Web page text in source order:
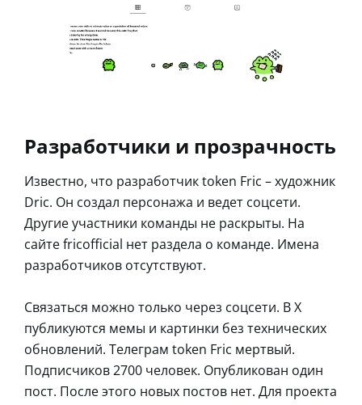
Разработчики и прозрачность
Известно, что разработчик token Fric – художник
Dric. Он создал персонажа и ведет соцсети.
Другие участники команды не раскрыты. На
сайте fricofficial нет раздела о команде. Имена
разработчиков отсутствуют.
Связаться можно только через соцсети. В X
публикуются мемы и картинки без технических
обновлений. Телеграм token Fric мертвый.
Подписчиков 2700 человек. Опубликован один
пост. После этого новых постов нет. Для проекта